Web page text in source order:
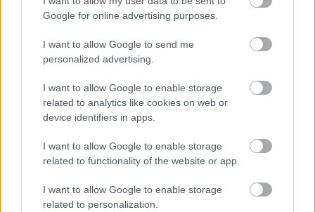
Google for online advertising purposes.
I want to allow Google to send me
personalized advertising.
I want to allow Google to enable storage
related to analytics like cookies on web or
device identifiers in apps.
I want to allow Google to enable storage
related to functionality of the website or app.
I want to allow Google to enable storage
related to personalization.
Fotó: Vertigo Media